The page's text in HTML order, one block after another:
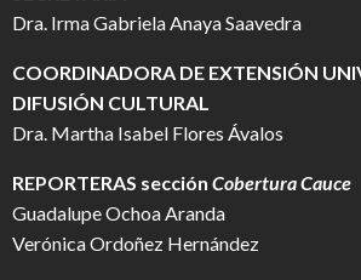
Dra. Irma Gabriela Anaya Saavedra
COORDINADORA DE EXTENSIÓN
DIFUSIÓN CULTURAL
Dra. Martha Isabel Flores Ávalos
REPORTERAS sección Cobertura Cauce
Guadalupe Ochoa Aranda
Verónica Ordoñez Hernández